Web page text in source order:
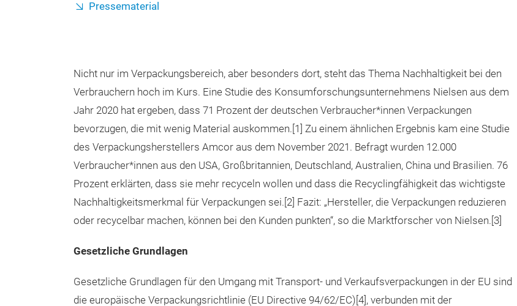
Pressematerial
Nicht nur im Verpackungsbereich, aber besonders dort, steht das Thema Nachhaltigkeit bei den
Verbrauchern hoch im Kurs. Eine Studie des Konsumforschungsunternehmens Nielsen aus dem
Jahr 2020 hat ergeben, dass 71 Prozent der deutschen Verbraucher*innen Verpackungen
bevorzugen, die mit wenig Material auskommen.[1] Zu einem ähnlichen Ergebnis kam eine Studie
des Verpackungsherstellers Amcor aus dem November 2021. Befragt wurden 12.000
Verbraucher*innen aus den USA, Großbritannien, Deutschland, Australien, China und Brasilien. 76
Prozent erklärten, dass sie mehr recyceln wollen und dass die Recyclingfähigkeit das wichtigste
Nachhaltigkeitsmerkmal für Verpackungen sei.[2] Fazit: „Hersteller, die Verpackungen reduzieren
oder recycelbar machen, können bei den Kunden punkten“, so die Marktforscher von Nielsen.[3]
Gesetzliche Grundlagen
Gesetzliche Grundlagen für den Umgang mit Transport- und Verkaufsverpackungen in der EU sind
die europäische Verpackungsrichtlinie (EU Directive 94/62/EC)[4], verbunden mit der